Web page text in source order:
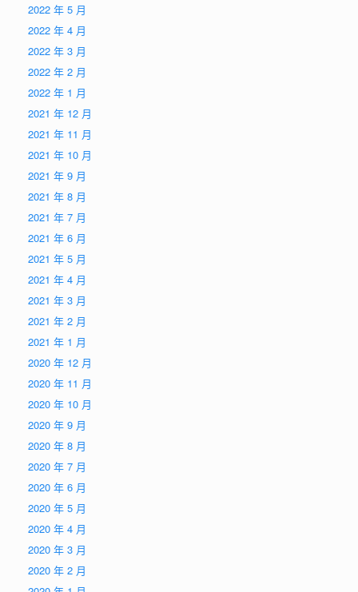
2022 年 5 月
2022 年 4 月
2022 年 3 月
2022 年 2 月
2022 年 1 月
2021 年 12 月
2021 年 11 月
2021 年 10 月
2021 年 9 月
2021 年 8 月
2021 年 7 月
2021 年 6 月
2021 年 5 月
2021 年 4 月
2021 年 3 月
2021 年 2 月
2021 年 1 月
2020 年 12 月
2020 年 11 月
2020 年 10 月
2020 年 9 月
2020 年 8 月
2020 年 7 月
2020 年 6 月
2020 年 5 月
2020 年 4 月
2020 年 3 月
2020 年 2 月